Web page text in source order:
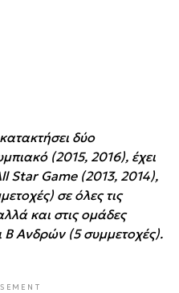
δύο
(2015, 2016), έχει
Star Game (2013, 2014),
σε όλες τις
και στις ομάδες
Β Ανδρών (5 συμμετοχές).